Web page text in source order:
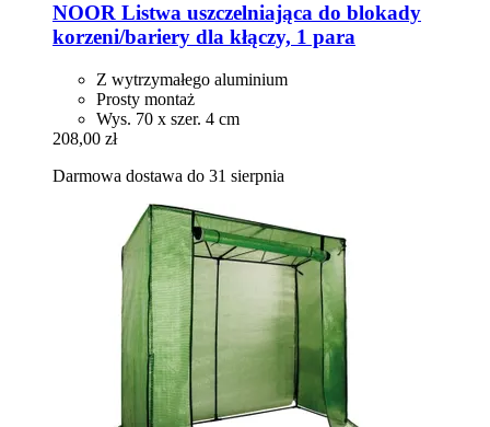
NOOR Listwa uszczelniająca do blokady
korzeni/bariery dla kłączy, 1 para
Z wytrzymałego aluminium
Prosty montaż
Wys. 70 x szer. 4 cm
208,00 zł
Darmowa dostawa do 31 sierpnia